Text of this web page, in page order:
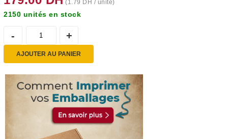
(1.79 DH / unité)
2150 unités en stock
AJOUTER AU PANIER